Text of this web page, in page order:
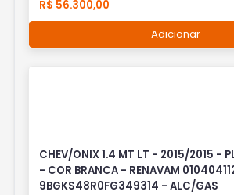
R$ 56.300,00
Adicionar
CHEV/ONIX 1.4 MT LT - 2015/2015 -
- COR BRANCA - RENAVAM
9BGKS48R0FG349314 - ALC/GAS